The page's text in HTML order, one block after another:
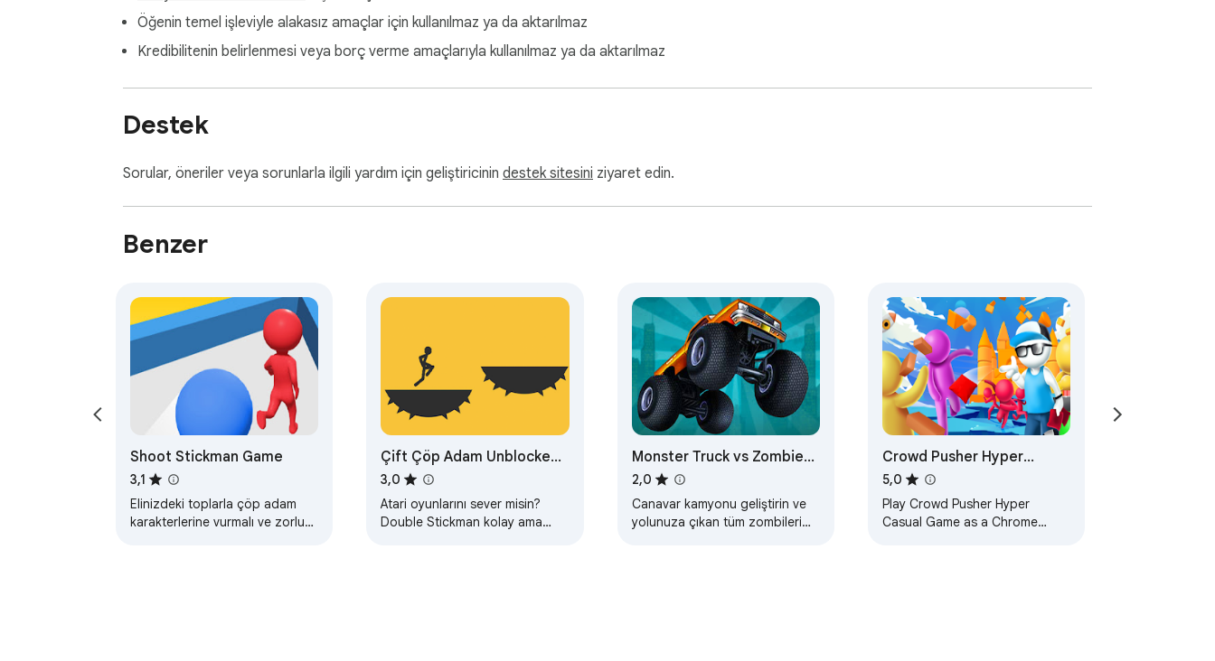
Öğenin temel işleviyle alakasız amaçlar için kullanılmaz ya da aktarılmaz
Kredibilitenin belirlenmesi veya borç verme amaçlarıyla kullanılmaz ya da aktarılmaz
Destek
Sorular, öneriler veya sorunlarla ilgili yardım için geliştiricinin destek sitesini ziyaret edin.
Benzer
Shoot Stickman Game
3,1
Elinizdeki toplarla çöp adam
karakterlerine vurmalı ve zorlu
Çift Çöp Adam Unblocked
Games
3,0
Atari oyunlarını sever misin?
Double Stickman kolay ama
Monster Truck vs Zombie
Game
2,0
Canavar kamyonu geliştirin ve
yolunuza çıkan tüm zombileri
Crowd Pusher Hyper
Casual Game
5,0
Play Crowd Pusher Hyper
Casual Game as a Chrome